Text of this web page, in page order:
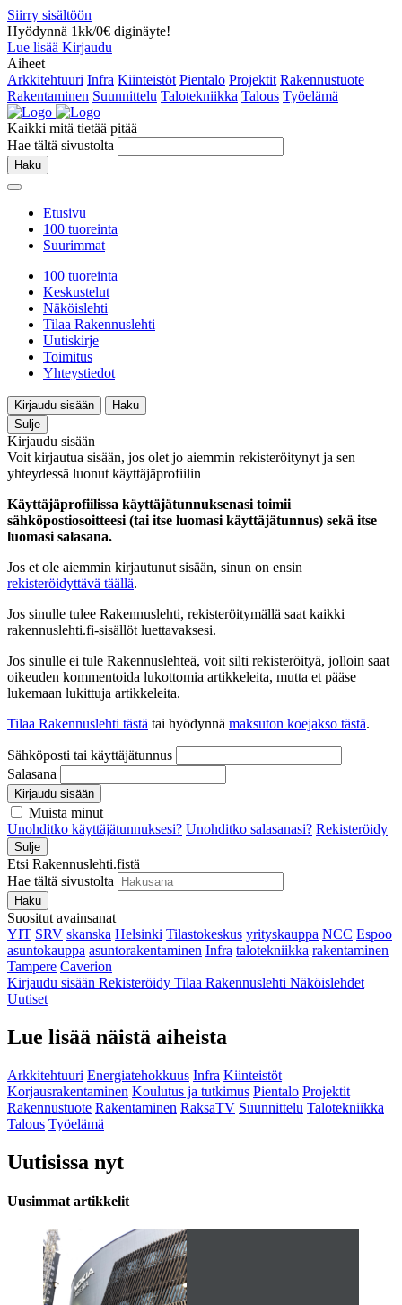
Siirry sisältöön
Hyödynnä 1kk/0€ diginäyte!
Lue lisää Kirjaudu
Aiheet
Arkkitehtuuri Infra Kiinteistöt Pientalo Projektit Rakennustuote
Rakentaminen Suunnittelu Talotekniikka Talous Työelämä
Kaikki mitä tietää pitää
Hae tältä sivustolta
Haku
Etusivu
100 tuoreinta
Suurimmat
100 tuoreinta
Keskustelut
Näköislehti
Tilaa Rakennuslehti
Uutiskirje
Toimitus
Yhteystiedot
Kirjaudu sisään
Haku
Sulje
Kirjaudu sisään
Voit kirjautua sisään, jos olet jo aiemmin rekisteröitynyt ja sen
yhteydessä luonut käyttäjäprofiilin
Käyttäjäprofiilissa käyttäjätunnuksenasi toimii
sähköpostiosoitteesi (tai itse luomasi käyttäjätunnus) sekä itse
luomasi salasana.
Jos et ole aiemmin kirjautunut sisään, sinun on ensin
rekisteröidyttävä täällä.
Jos sinulle tulee Rakennuslehti, rekisteröitymällä saat kaikki
rakennuslehti.fi-sisällöt luettavaksesi.
Jos sinulle ei tule Rakennuslehteä, voit silti rekisteröityä, jolloin saat
oikeuden kommentoida lukottomia artikkeleita, mutta et pääse
lukemaan lukittuja artikkeleita.
Tilaa Rakennuslehti tästä tai hyödynnä maksuton koejakso tästä.
Sähköposti tai käyttäjätunnus
Salasana
Kirjaudu sisään
Muista minut
Unohditko käyttäjätunnuksesi? Unohditko salasanasi? Rekisteröidy
Sulje
Etsi Rakennuslehti.fistä
Hae tältä sivustolta
Haku
Suositut avainsanat
YIT SRV skanska Helsinki Tilastokeskus yrityskauppa NCC Espoo
asuntokauppa asuntorakentaminen Infra talotekniikka rakentaminen
Tampere Caverion
Kirjaudu sisään Rekisteröidy Tilaa Rakennuslehti Näköislehdet
Uutiset
Lue lisää näistä aiheista
Arkkitehtuuri Energiatehokkuus Infra Kiinteistöt
Korjausrakentaminen Koulutus ja tutkimus Pientalo Projektit
Rakennustuote Rakentaminen RaksaTV Suunnittelu Talotekniikka
Talous Työelämä
Uutisissa nyt
Uusimmat artikkelit